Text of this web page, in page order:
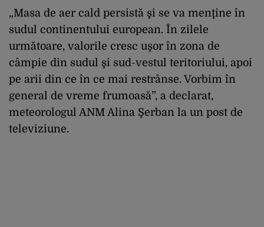
„Masa de aer cald persistă şi se va menţine în
sudul continentului european. În zilele
următoare, valorile cresc uşor în zona de
câmpie din sudul şi sud-vestul teritoriului, apoi
pe arii din ce în ce mai restrânse. Vorbim în
general de vreme frumoasă”, a declarat,
meteorologul ANM Alina Şerban la un post de
televiziune.